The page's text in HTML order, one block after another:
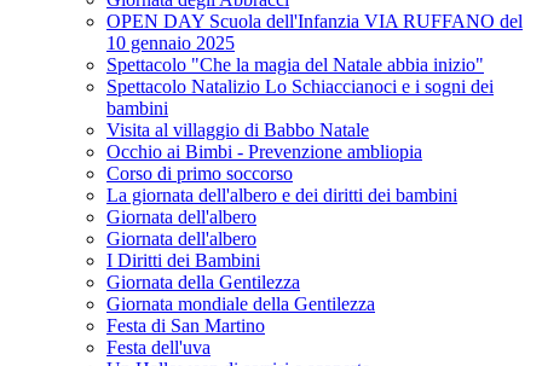
OPEN DAY Scuola dell'Infanzia VIA RUFFANO del
10 gennaio 2025
Spettacolo "Che la magia del Natale abbia inizio"
Spettacolo Natalizio Lo Schiaccianoci e i sogni dei
bambini
Visita al villaggio di Babbo Natale
Occhio ai Bimbi - Prevenzione ambliopia
Corso di primo soccorso
La giornata dell'albero e dei diritti dei bambini
Giornata dell'albero
Giornata dell'albero
I Diritti dei Bambini
Giornata della Gentilezza
Giornata mondiale della Gentilezza
Festa di San Martino
Festa dell'uva